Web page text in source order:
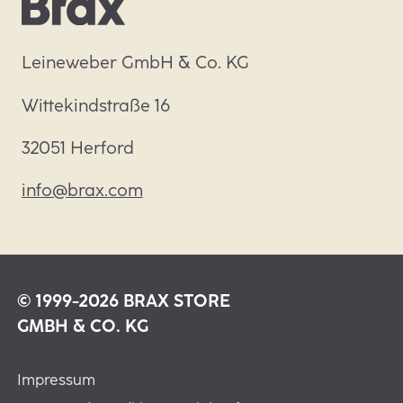
Leineweber GmbH & Co. KG
Wittekindstraße 16
32051 Herford
info@brax.com
© 1999-2026 BRAX STORE
GMBH & CO. KG
Impressum